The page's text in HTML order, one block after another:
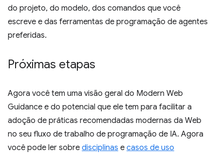
do projeto, do modelo, dos comandos que você
escreve e das ferramentas de programação de agentes
preferidas.
Próximas etapas
Agora você tem uma visão geral do Modern Web
Guidance e do potencial que ele tem para facilitar a
adoção de práticas recomendadas modernas da Web
no seu fluxo de trabalho de programação de IA. Agora
você pode ler sobre disciplinas e casos de uso